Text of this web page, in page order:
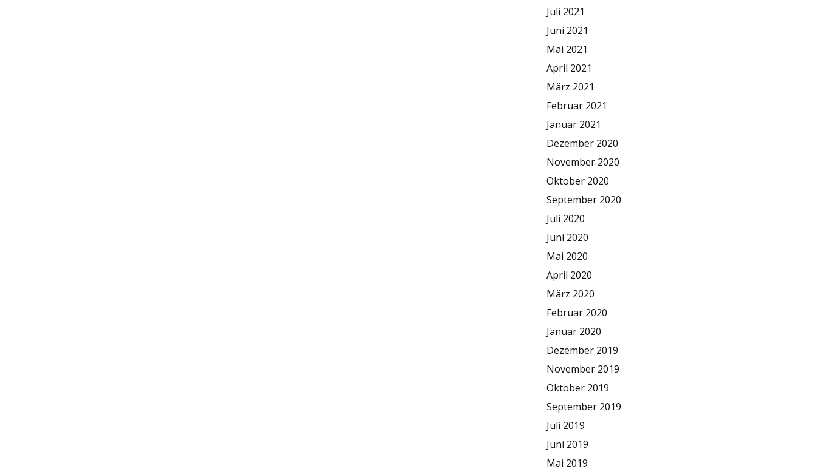
Juli 2021
Juni 2021
Mai 2021
April 2021
März 2021
Februar 2021
Januar 2021
Dezember 2020
November 2020
Oktober 2020
September 2020
Juli 2020
Juni 2020
Mai 2020
April 2020
März 2020
Februar 2020
Januar 2020
Dezember 2019
November 2019
Oktober 2019
September 2019
Juli 2019
Juni 2019
Mai 2019